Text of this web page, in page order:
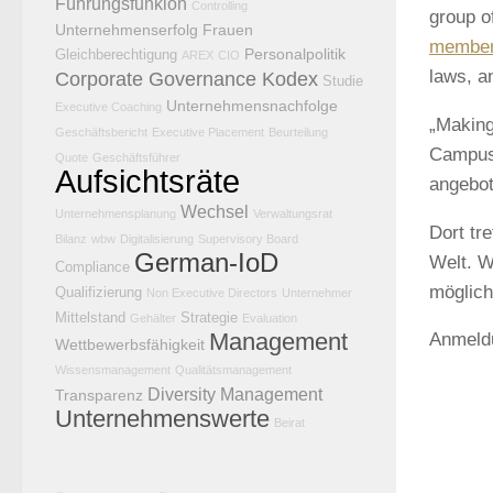
group
laws,
Dort
Welt.
Controlling
Unternehmenserfolg Frauen
Gleichberechtigung AREX CIO Personalpolitik
Corporate Governance Kodex Studie
Executive Coaching Unternehmensnachfolge
Geschäftsbericht Executive Placement Beurteilung
Quote Geschäftsführer
Aufsichtsräte
Unternehmensplanung Wechsel Verwaltungsrat
Bilanz wbw Digitalisierung Supervisory Board
Compliance German-IoD
Qualifizierung Non Executive Directors Unternehmer
Mittelstand Gehälter Strategie Evaluation
Wettbewerbsfähigkeit Management
Wissensmanagement Qualitätsmanagement
Transparenz Diversity Management
Unternehmenswerte Beirat